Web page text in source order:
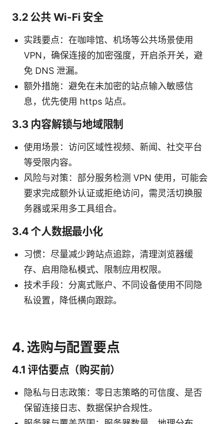
3.2 公共 Wi-Fi 安全
实践要点：在咖啡馆、机场等公共场景使用
VPN，确保连接的加密强度，开启杀开关，避
免 DNS 泄漏。
额外措施：避免在未加密的站点输入敏感信
息，优先使用 https 站点。
3.3 内容解锁与地域限制
使用场景：访问区域性视频、新闻、社交平台
等受限内容。
风险与对策：部分服务检测 VPN 使用，可能会
要求完成额外认证或拒绝访问，需灵活切换服
务器或采用多工具组合。
3.4 个人数据最小化
习惯：尽量减少跨站点追踪，清理浏览器缓
存、启用隐私模式、限制应用权限。
技术手段：分离式账户、不同设备使用不同隐
私设置，降低横向跟踪。
4. 选购与配置要点
4.1 评估要点（购买前）
隐私与日志政策：零日志策略的可信度、是否
保留连接日志、数据保护合规性。